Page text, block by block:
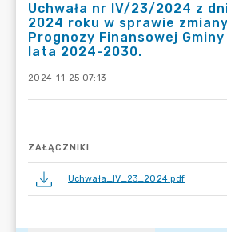
Uchwała nr IV/23/2024 z
2024 roku w sprawie
Prognozy Finansowej
lata 2024-2030.
2024-11-25 07:13
ZAŁĄCZNIKI
Uchwała_IV_23_2024.pdf